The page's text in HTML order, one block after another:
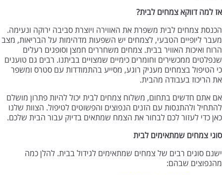
אז למה דווקא צמחים לבית?
הכנסת צמחים לבית משפרת את האווירה ויוצרת סביבה ירוקה ונעימה.
מעבר ליופיים הטבעי, לצמחים יש השפעות מדהימות על הבריאות, מצב
הרוח ואיכות האוויר בבית. צמחים משחררים חמצן וסופגים רעלים
שנפלטים ממכשירים וחומרים כימיים שמצויים בביתנו. רבים גם טוענים
כי הטיפול בצמחים מעניק רוגע, מסייע בהתמודדות עם סטרס ומשפר
את הריכוז בעבודה מהבית.
אם אתם חדשים בתחום, משלוח צמחים לבית יכול להיות פתרון מושלם
להתחיל ולהתנסות עם הזנים הנפוצים והפשוטים לטיפול. הצוות שלנו
כאן כדי לעזור לכם לבחור את הצמח שמתאים בדיוק עבור הבית שלכם.
סוגי צמחים שמתאימים לבית
ישנם סוגים רבים של צמחים שמתאימים לגידול בבית. להלן כמה
מהנפוצים שבהם: